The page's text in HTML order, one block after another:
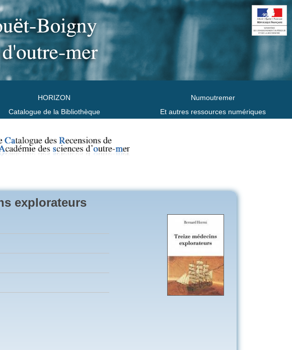
HORIZON
Catalogue de la Bibliothèque
Numoutremer
Et autres ressources numériques
explorateurs